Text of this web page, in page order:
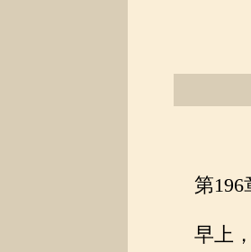
第196
早上，